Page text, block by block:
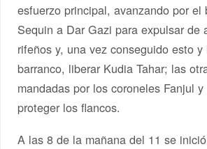
esfuerzo principal, avanzando por el
Sequin a Dar Gazi para expulsar de
rifeños y, una vez conseguido esto y
barranco, liberar Kudia Tahar; las
mandadas por los coroneles Fanjul
proteger los flancos.
A las 8 de la mañana del 11 se